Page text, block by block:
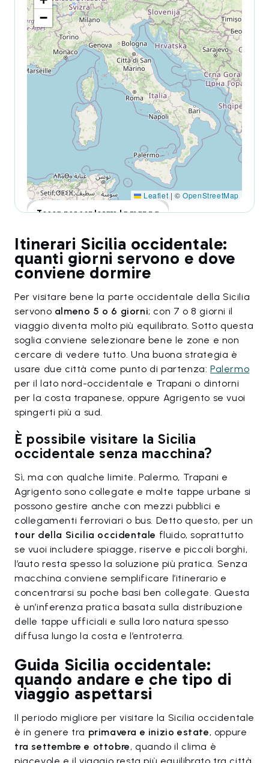
−
Leaflet | ©OpenStreetMap
Tocca per esplorare la mappa
Itinerari Sicilia occidentale:
quanti giorni servono e dove
conviene dormire
Per visitare bene la parte occidentale della Sicilia
servono almeno 5 o 6 giorni; con 7 o 8 giorni il
viaggio diventa molto più equilibrato. Sotto questa
soglia conviene selezionare bene le zone e non
cercare di vedere tutto. Una buona strategia è
usare due città come punto di partenza:Palermo
per il lato nord-occidentale e Trapani o dintorni
per la costa trapanese, oppure Agrigento se vuoi
spingerti più a sud.
È possibile visitare la Sicilia
occidentale senza macchina?
Sì, ma con qualche limite. Palermo, Trapani e
Agrigento sono collegate e molte tappe urbane si
possono gestire anche con mezzi pubblici e
collegamenti ferroviari o bus. Detto questo, per un
tour della Sicilia occidentale fluido, soprattutto
se vuoi includere spiagge, riserve e piccoli borghi,
l’auto resta spesso la soluzione più pratica. Senza
macchina conviene semplificare l’itinerario e
concentrarsi su poche basi ben collegate. Questa
è un’inferenza pratica basata sulla distribuzione
delle tappe ufficiali e sulla loro natura spesso
diffusa lungo la costa e l’entroterra.
Guida Sicilia occidentale:
quando andare e che tipo di
viaggio aspettarsi
Il periodo migliore per visitare la Sicilia occidentale
è in genere tra primavera e inizio estate, oppure
tra settembre e ottobre, quando il clima è